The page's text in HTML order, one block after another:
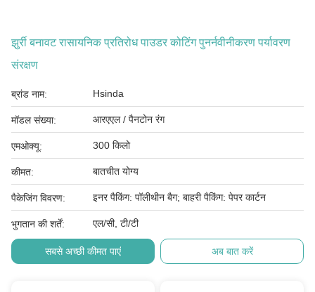
झुर्री बनावट रासायनिक प्रतिरोध पाउडर कोटिंग पुनर्नवीनीकरण पर्यावरण
संरक्षण
ब्रांड नाम: Hsinda
मॉडल संख्या: आरएएल / पैनटोन रंग
एमओक्यू: 300 किलो
कीमत: बातचीत योग्य
पैकेजिंग विवरण: इनर पैकिंग: पॉलीथीन बैग; बाहरी पैकिंग: पेपर कार्टन
भुगतान की शर्तें: एल/सी, टी/टी
सबसे अच्छी कीमत पाएं अब बात करें